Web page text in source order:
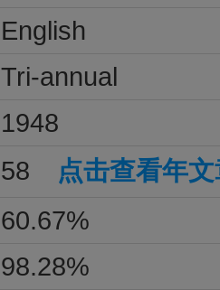
English
Tri-annual
1948
58 点击查看年
60.67%
98.28%